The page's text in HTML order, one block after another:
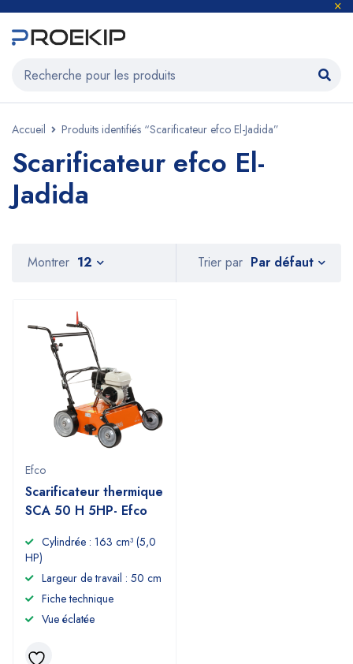
Accueil Produits identifiés “Scarificateur efco El-Jadida”
Scarificateur efco El-
Jadida
Trier par Par défaut
Montrer 12
Efco
Scarificateur thermique
SCA 50 H 5HP- Efco
Cylindrée : 163 cm³ (5,0
HP)
Largeur de travail : 50 cm
Fiche technique
Vue éclatée